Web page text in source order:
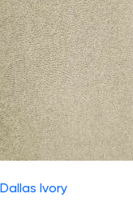
Dallas Ivory